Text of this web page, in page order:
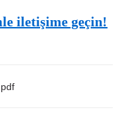
iletişime geçin!